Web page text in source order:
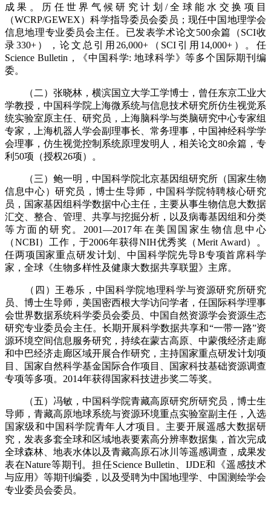
成果。历任世界气候研究计划/全球能水交换项目
（WCRP/GEWEX）科学指导委员会委员；现任中国地理学会
信息地理专业委员会主任。已发表学术论文500余篇（SCI收
录330+），论文总引用26,000+（SCI引用14,000+）。任
Science Bulletin，《中国科学: 地球科学》等多个国际期刊编
委。
（二）张晓林，横滨国立大学工学博士，曾任东京工业大
学教授，中国科学院上海微系统与信息技术研究所仿生视觉系
统实验室原主任、研究员，上海脑科学与类脑研究中心专家组
专家，上海机器人学会副理事长、常务理事，中国神经科学学
会理事，仿生视觉控制系统原理发明人，相关论文80余篇，专
利50项（授权26项）。
（三）鲍一明，中国科学院北京基因组研究所（国家生物
信息中心）研究员，博士生导师，中国科学院特聘核心研究
员，国家基因组科学数据中心主任，主要从事生物信息大数据
汇交、整合、管理、共享与挖掘分析，以及病毒基因组和分类
等方面的研究。2001—2017年在美国国家生物信息中心
（NCBI）工作，于2006年获得NIH优秀奖（Merit Award）。
任两项国家重点研发计划、中国科学院先导B专项首席科学
家，全球《生物多样性及健康大数据共享联盟》主席。
（四）王卷乐，中国科学院地理科学与资源研究所研究
员、博士生导师，美国密西根大学访问学者，任国际科学理事
会世界数据系统科学委员会委员、中国自然资源学会资源生态
研究专业委员会主任。长期开展科学数据共享和“一带一路”资
源环境空间信息服务研究，持续在蒙古高原、中蒙俄经济走廊
和中巴经济走廊区域开展合作研究，主持国家重点研发计划项
目、国家自然科学基金国际合作项目、国家科技基础资源调查
专项等多项。2014年获得国家科技进步奖二等奖。
（五）冯敏，中国科学院青藏高原研究所研究员，博士生
导师，青藏高原地球系统与资源环境重点实验室副主任，入选
国家级和中国科学院青年人才项目。主要开展遥感大数据研
究，发表多套全球和区域地表要素高分辨率数据集，首次完成
全球森林、地表水体以及青藏高原石冰川等遥感调查，成果发
表在Nature等期刊。担任Science Bulletin、IJDE和《遥感技术
与应用》等期刊编委，以及受聘为中国地理学、中国测绘学会
专业委员会委员。